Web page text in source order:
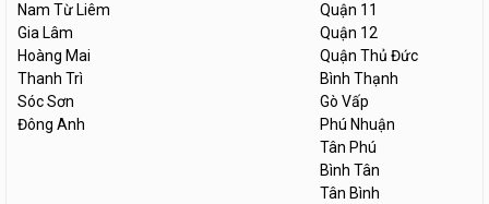
Nam Từ Liêm
Gia Lâm
Hoàng Mai
Thanh Trì
Sóc Sơn
Đông Anh
Quận 11
Quận 12
Quận Thủ Đức
Bình Thạnh
Gò Vấp
Phú Nhuận
Tân Phú
Bình Tân
Tân Bình